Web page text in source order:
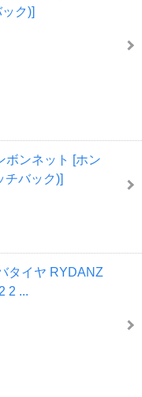
ク)]
ボンネット [ホン
チバック)]
タイヤ RYDANZ
2 ...